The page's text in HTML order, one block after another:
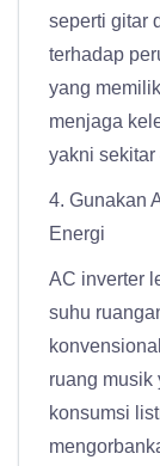
seperti gitar
terhadap
yang
menjaga
yakni sekitar
4. Gunakan
Energi
AC inverter
suhu
ruang musik
konsumsi